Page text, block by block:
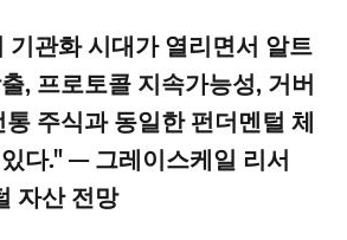
기관화 시대가 열리면서 알트
, 프로토콜 지속가능성, 거버
주식과 동일한 펀더멘털 체
다." — 그레이스케일 리서
자산 전망